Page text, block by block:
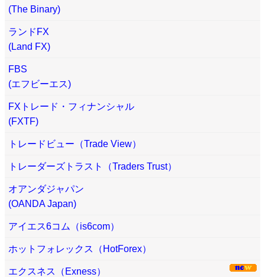
(The Binary)
ランドFX
(Land FX)
FBS
(エフビーエス)
FXトレード・フィナンシャル
(FXTF)
トレードビュー（Trade View）
トレーダーズトラスト（Traders Trust）
オアンダジャパン
(OANDA Japan)
アイエス6コム（is6com）
ホットフォレックス（HotForex）
エクスネス（Exness）